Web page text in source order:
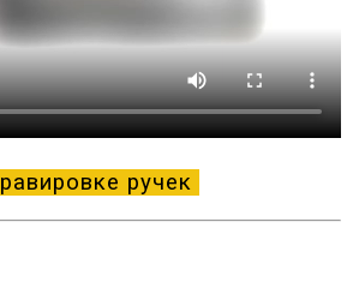
ручек